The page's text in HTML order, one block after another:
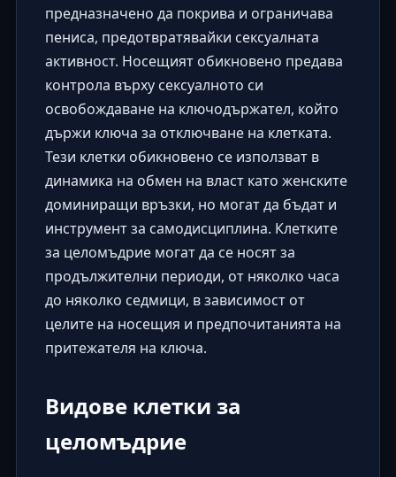
предназначено да покрива и ограничава
пениса, предотвратявайки сексуалната
активност. Носещият обикновено предава
контрола върху сексуалното си
освобождаване на ключодържател, който
държи ключа за отключване на клетката.
Тези клетки обикновено се използват в
динамика на обмен на власткато женските
доминиращи връзки, но могат да бъдат и
инструмент за самодисциплина. Клетките
за целомъдрие могат да се носят за
продължителни периоди, от няколко часа
до няколко седмици, в зависимост от
целите на носещия и предпочитанията на
притежателя на ключа.
Видове клетки за
целомъдрие